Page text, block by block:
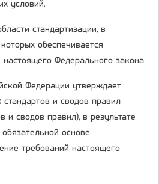
условий.
стандартизации, в
обеспечивается
Федерального закона
Федерации утверждает
стандартов и сводов правил
и сводов правил), в результате
основе
требований настоящего